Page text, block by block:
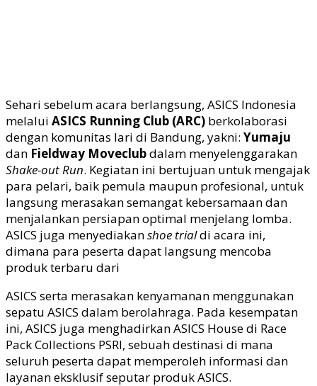
Sehari sebelum acara berlangsung, ASICS Indonesia
melalui ASICS Running Club (ARC) berkolaborasi
dengan komunitas lari di Bandung, yakni: Yumaju
dan Fieldway Moveclubdalam menyelenggarakan
Shake-out Run. Kegiatan ini bertujuan untuk mengajak
para pelari, baik pemula maupun profesional, untuk
langsung merasakan semangat kebersamaan dan
menjalankan persiapan optimal menjelang lomba.
ASICS juga menyediakanshoe trialdi acara ini,
dimana para peserta dapat langsung mencoba
produk terbaru dari
ASICS serta merasakan kenyamanan menggunakan
sepatu ASICS dalam berolahraga. Pada kesempatan
ini, ASICS juga menghadirkan ASICS House di Race
Pack Collections PSRI, sebuah destinasi di mana
seluruh peserta dapat memperoleh informasi dan
layanan eksklusif seputar produk ASICS.